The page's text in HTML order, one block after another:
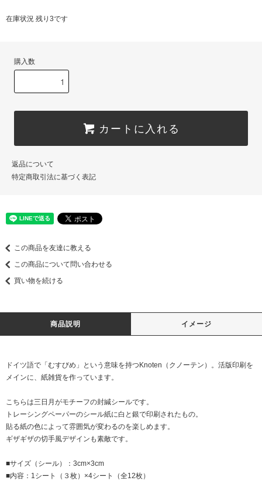
在庫状況 残り3です
購入数
カートに入れる
返品について
特定商取引法に基づく表記
この商品を友達に教える
この商品について問い合わせる
買い物を続ける
商品説明 イメージ
ドイツ語で「むすびめ」という意味を持つKnoten（クノーテン）。活版印刷を
メインに、紙雑貨を作っています。
こちらは三日月がモチーフの封緘シールです。
トレーシングペーパーのシール紙に白と銀で印刷されたもの。
貼る紙の色によって雰囲気が変わるのを楽しめます。
ギザギザの切手風デザインも素敵です。
■サイズ（シール）：3cm×3cm
■内容：1シート（３枚）×4シート（全12枚）